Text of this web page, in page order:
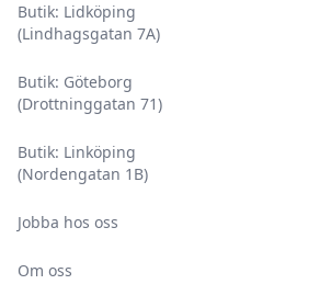
Butik: Lidköping
(Lindhagsgatan 7A)
Butik: Göteborg
(Drottninggatan 71)
Butik: Linköping
(Nordengatan 1B)
Jobba hos oss
Om oss